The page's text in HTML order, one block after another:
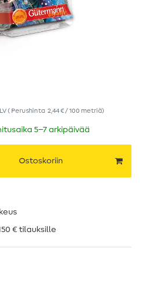
( Perushinta 2,44 € / 100 metriä)
5–7 arkipäivää
Ostoskoriin
€ tilauksille